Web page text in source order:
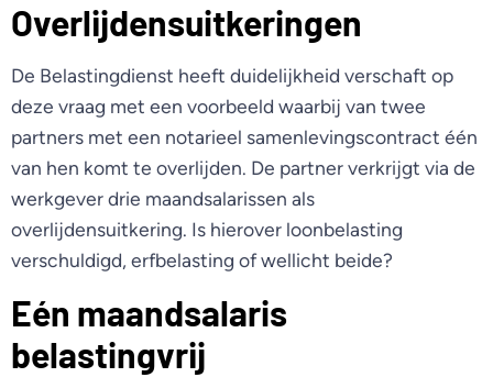
Overlijdensuitkeringen
De Belastingdienst heeft duidelijkheid verschaft op
deze vraag met een voorbeeld waarbij van twee
partners met een notarieel samenlevingscontract één
van hen komt te overlijden. De partner verkrijgt via de
werkgever drie maandsalarissen als
overlijdensuitkering. Is hierover loonbelasting
verschuldigd, erfbelasting of wellicht beide?
Eén maandsalaris
belastingvrij